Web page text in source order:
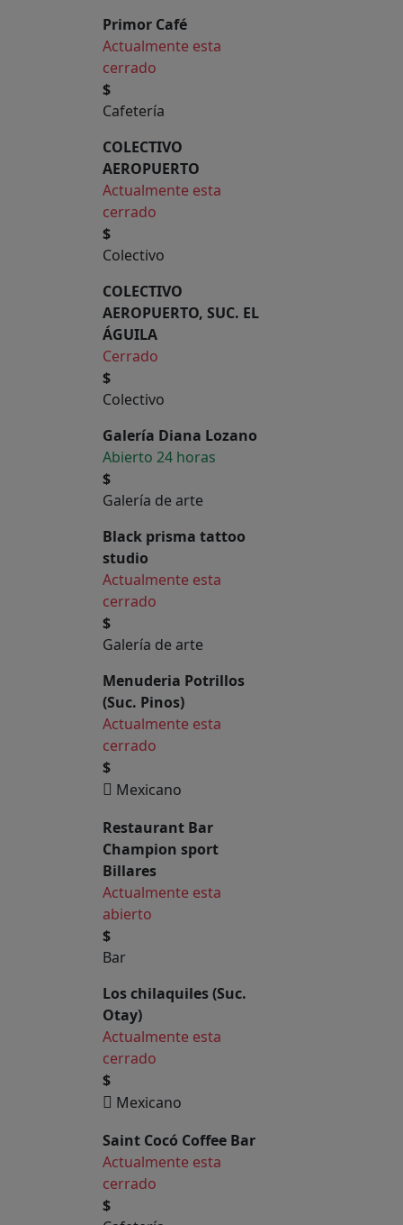
Primor Café
Actualmente esta
cerrado
$
Cafetería
COLECTIVO
AEROPUERTO
Actualmente esta
cerrado
$
Colectivo
COLECTIVO
AEROPUERTO, SUC. EL
ÁGUILA
Cerrado
$
Colectivo
Galería Diana Lozano
Abierto 24 horas
$
Galería de arte
Black prisma tattoo
studio
Actualmente esta
cerrado
$
Galería de arte
Menuderia Potrillos
(Suc. Pinos)
Actualmente esta
cerrado
$
Mexicano
Restaurant Bar
Champion sport
Billares
Actualmente esta
abierto
$
Bar
Los chilaquiles (Suc.
Otay)
Actualmente esta
cerrado
$
Mexicano
Saint Cocó Coffee Bar
Actualmente esta
cerrado
$